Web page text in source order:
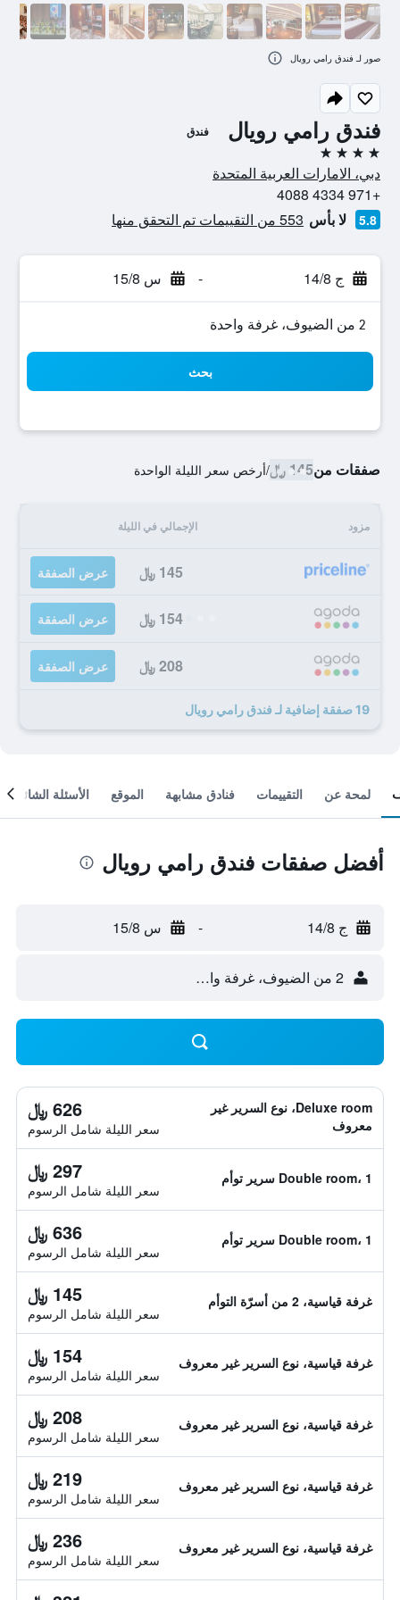
فندق رامي رويال فندق
4 نجوم
دبي، الامارات العربية المتحدة
+971 4334 4088
5.8 لا بأس 553 من التقييمات تم التحقق منها
ج 14/8 - س 15/8
2 من الضيوف، غرفة واحدة
بحث
صفقات من145 ﷼ /أرخص سعر الليلة الواحدة
مزود الإجمالي في الليلة
145 ﷼ عرض الصفقة
154 ﷼ عرض الصفقة
208 ﷼ عرض الصفقة
19 صفقة إضافية لـ فندق رامي رويال
صور لـ فندق رامي رويال
لمحة عن التقييمات فنادق مشابهة الموقع الأسئلة الشائعة
أفضل صفقات فندق رامي رويال
ج 14/8 - س 15/8
2 من الضيوف، غرفة واحدة
Deluxe room، نوع السرير غير
معروف
626 ﷼
سعر الليلة شامل الرسوم
Double room، 1 سرير توأم 297 ﷼
سعر الليلة شامل الرسوم
Double room، 1 سرير توأم 636 ﷼
سعر الليلة شامل الرسوم
غرفة قياسية، 2 من أسرّة التوأم 145 ﷼
سعر الليلة شامل الرسوم
غرفة قياسية، نوع السرير غير معروف 154 ﷼
سعر الليلة شامل الرسوم
غرفة قياسية، نوع السرير غير معروف 208 ﷼
سعر الليلة شامل الرسوم
غرفة قياسية، نوع السرير غير معروف 219 ﷼
سعر الليلة شامل الرسوم
غرفة قياسية، نوع السرير غير معروف 236 ﷼
سعر الليلة شامل الرسوم